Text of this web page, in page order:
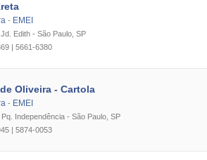
- EMEI
Edith - São Paulo, SP
| 5661-6380
Oliveira - Cartola
- EMEI
Independência - São Paulo, SP
| 5874-0053